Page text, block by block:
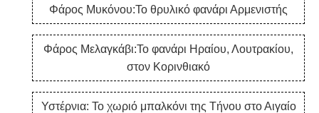
Φάρος Μυκόνου:Το θρυλικό φανάρι Αρμενιστής
Φάρος Μελαγκάβι:Το φανάρι Ηραίου, Λουτρακίου,
στον Κορινθιακό
Υστέρνια: Το χωριό μπαλκόνι της Τήνου στο Αιγαίο